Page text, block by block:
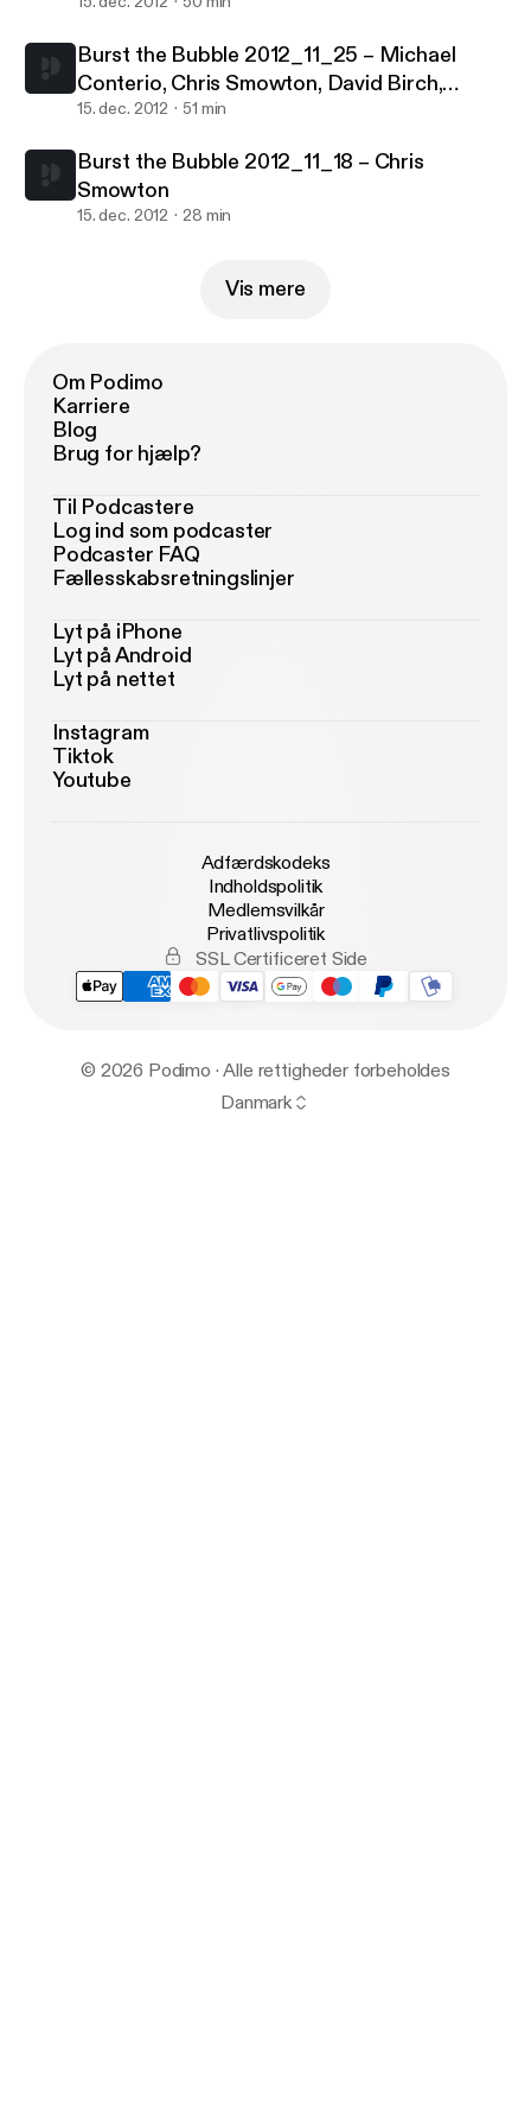
Burst the Bubble 2012_11_25 – Michael
Conterio, Chris Smowton, David Birch,
Charlie Palmer
15. dec. 2012 51 min
Burst the Bubble 2012_11_18 – Chris
Smowton
15. dec. 2012 28 min
Vis mere
Om Podimo
Karriere
Blog
Brug for hjælp?
Til Podcastere
Log ind som podcaster
Podcaster FAQ
Fællesskabsretningslinjer
Lyt på iPhone
Lyt på Android
Lyt på nettet
Instagram
Tiktok
Youtube
Adfærdskodeks
Indholdspolitik
Medlemsvilkår
Privatlivspolitik
SSL Certificeret Side
© 2026 Podimo · Alle rettigheder forbeholdes
Danmark